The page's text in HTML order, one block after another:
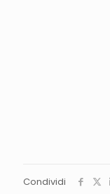
Condividi